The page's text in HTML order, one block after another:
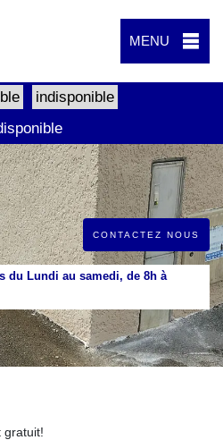
MENU
indisponible
CONTACTEZ NOUS
du Lundi au samedi, de 8h à
gratuit!